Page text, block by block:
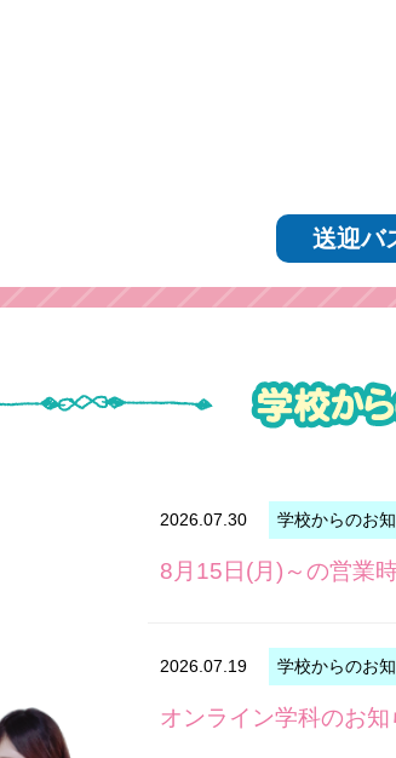
送迎バ
2026.07.30 学校からのお
8月15日(月)～の営業
2026.07.19 学校からのお
オンライン学科のお知